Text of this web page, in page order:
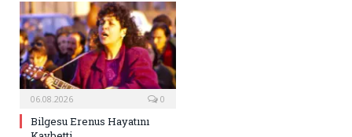
06.08.2026 0
Bilgesu Erenus Hayatını